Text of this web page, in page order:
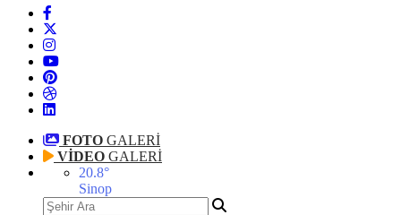
FOTO GALERİ
VİDEO GALERİ
20.8°
Sinop